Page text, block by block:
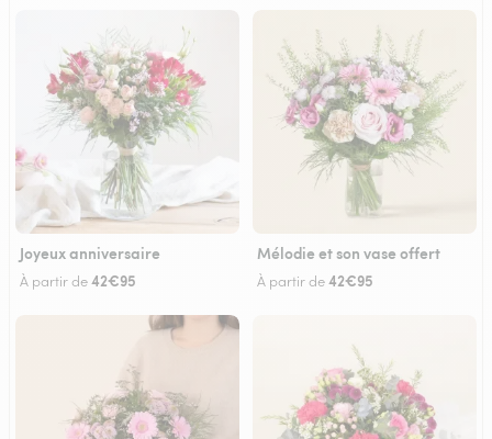
Joyeux anniversaire
À partir de42€95
Mélodie et son vase offert
À partir de42€95